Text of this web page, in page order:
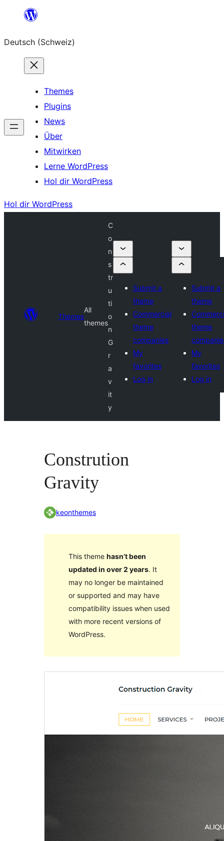
springen
Deutsch (Schweiz)
Themes
Plugins
News
Über
Mitwirken
Lerne WordPress
Hol dir WordPress
Hol dir WordPress
Themes
All
themes
C
o
n
s
tr
u
ti
o
n
G
r
a
v
it
y
Submit a
theme
Commercial
theme
companies
My
favorites
Log in
Submit a
theme
theme
My
favorites
Log in
Constrution
Gravity
keonthemes
This theme hasn’t been
updated in over 2 years. It
may no longer be maintained
or supported and may have
compatibility issues when used
with more recent versions of
WordPress.